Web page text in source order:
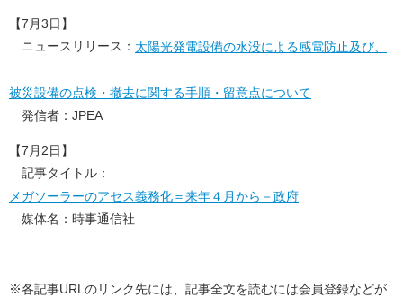
【7月3日】
ニュースリリース： 太陽光発電設備の水没による感電防止及び、
被災設備の点検・撤去に関する手順・留意点について
発信者：JPEA
【7月2日】
記事タイトル：
メガソーラーのアセス義務化＝来年４月から－政府
媒体名：時事通信社
※各記事URLのリンク先には、記事全文を読むには会員登録などが